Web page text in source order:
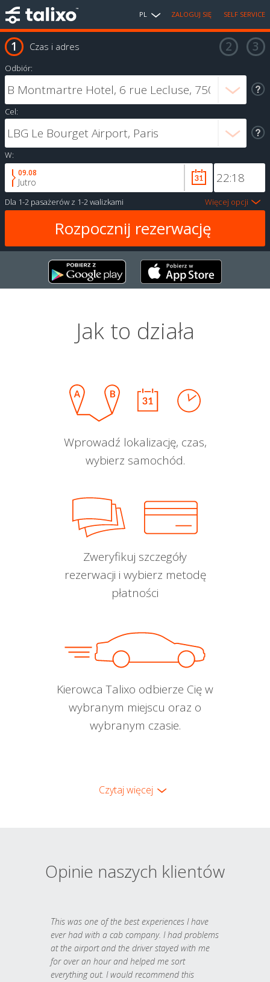
PL ZALOGUJ SIĘ SELF SERVICE
Czas i adres
Odbiór:
Cel:
W:
09.08
Jutro
Dla 1-2 pasażerów z 1-2 walizkami Więcej opcji
Jak to działa
Wprowadź lokalizację, czas,
wybierz samochód.
Zweryfikuj szczegóły
rezerwacji i wybierz metodę
płatności
Kierowca Talixo odbierze Cię w
wybranym miejscu oraz o
wybranym czasie.
Czytaj więcej
Opinie naszych klientów
This was one of the best experiences I have
ever had with a cab company. I had problems
at the airport and the driver stayed with me
for over an hour and helped me sort
everything out. I would recommend this